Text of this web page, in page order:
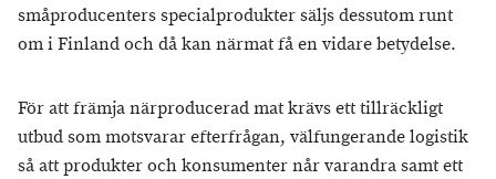
småproducenters specialprodukter säljs dessutom runt
om i Finland och då kan närmat få en vidare betydelse.
För att främja närproducerad mat krävs ett tillräckligt
utbud som motsvarar efterfrågan, välfungerande logistik
så att produkter och konsumenter når varandra samt ett